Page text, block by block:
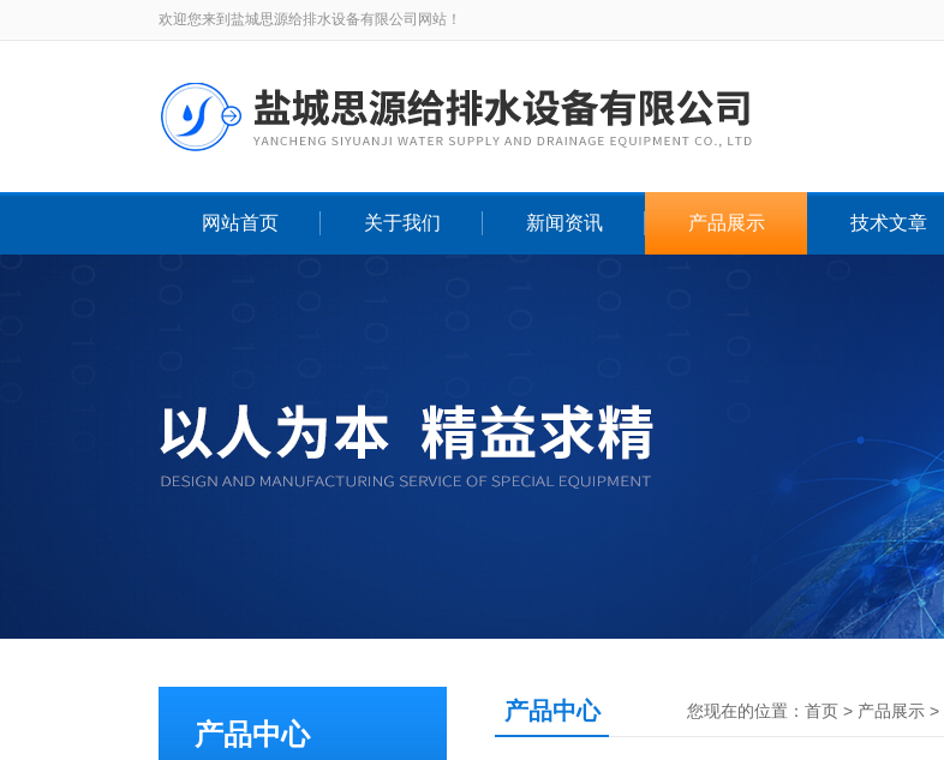
欢迎您来到盐城思源给排水设备有限公司网站！
网站首页 关于我们 新闻资讯 产品展示 技术文章
产品中心
产品中心 您现在的位置： 首页 > 产品展示 >